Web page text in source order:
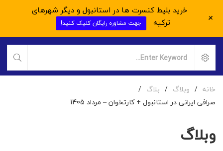
وبلاگ
خانه / وبلاگ / بلاگ /
صرافی ایرانی در استانبول + کارتخوان – مرداد 1405
خرید بلیط کنسرت ها در استانبول و دیگر شهرهای
ترکیه
جهت مشاوره رایگان کلیک کنید! +